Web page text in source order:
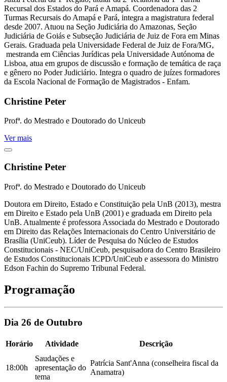
Recursal dos Estados do Pará e Amapá. Coordenadora das 2
Turmas Recursais do Amapá e Pará, integra a magistratura federal
desde 2007. Atuou na Seção Judiciária do Amazonas, Seção
Judiciária de Goiás e Subseção Judiciária de Juiz de Fora em Minas
Gerais. Graduada pela Universidade Federal de Juiz de Fora/MG,
mestranda em Ciências Jurídicas pela Universidade Autónoma de
Lisboa, atua em grupos de discussão e formação de temática de raça
e gênero no Poder Judiciário. Integra o quadro de juízes formadores
da Escola Nacional de Formação de Magistrados - Enfam.
Christine Peter
Profª. do Mestrado e Doutorado do Uniceub
Ver mais
Christine Peter
Profª. do Mestrado e Doutorado do Uniceub
Doutora em Direito, Estado e Constituição pela UnB (2013), mestra
em Direito e Estado pela UnB (2001) e graduada em Direito pela
UnB. Atualmente é professora Associada do Mestrado e Doutorado
em Direito das Relações Internacionais do Centro Universitário de
Brasília (UniCeub). Líder de Pesquisa do Núcleo de Estudos
Constitucionais - NEC/UniCeub, pesquisadora do Centro Brasileiro
de Estudos Constitucionais ICPD/UniCeub e assessora do Ministro
Edson Fachin do Supremo Tribunal Federal.
Programação
Dia 26 de Outubro
Horário Atividade Descrição
18:00h
Saudações e
apresentação do
tema
Patrícia Sant'Anna (conselheira fiscal da
Anamatra)